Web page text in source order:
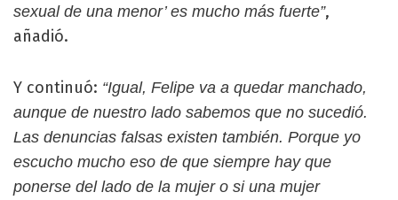
sexual de una menor’ es mucho más fuerte”,
añadió.
Y continuó: “Igual, Felipe va a quedar manchado,
aunque de nuestro lado sabemos que no sucedió.
Las denuncias falsas existen también. Porque yo
escucho mucho eso de que siempre hay que
ponerse del lado de la mujer o si una mujer